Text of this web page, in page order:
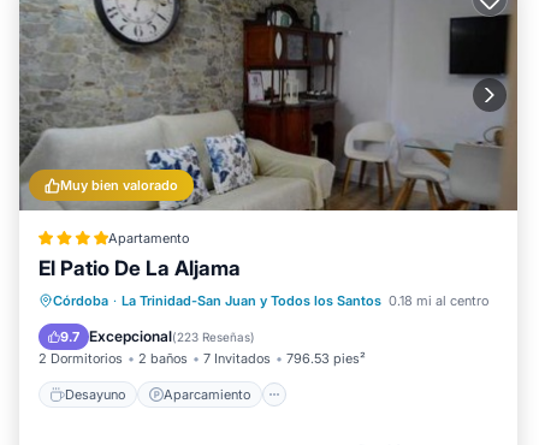
Muy bien valorado
Apartamento
El Patio De La Aljama
Córdoba · La Trinidad-San Juan y Todos los Santos 0.18 mi al centro
9.7 Excepcional(223 Reseñas)
2 Dormitorios 2 baños 7 Invitados 796.53 pies²
Desayuno Aparcamiento
Desayuno
Aparcamiento
Balcón/Terraza